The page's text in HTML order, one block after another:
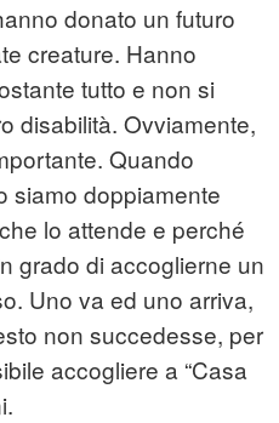
donato un futuro
creature. Hanno
tutto e non si
disabilità. Ovviamente,
Quando
siamo doppiamente
lo attende e perché
grado di accoglierne un
Uno va ed uno arriva,
non succedesse, per
accogliere a “Casa